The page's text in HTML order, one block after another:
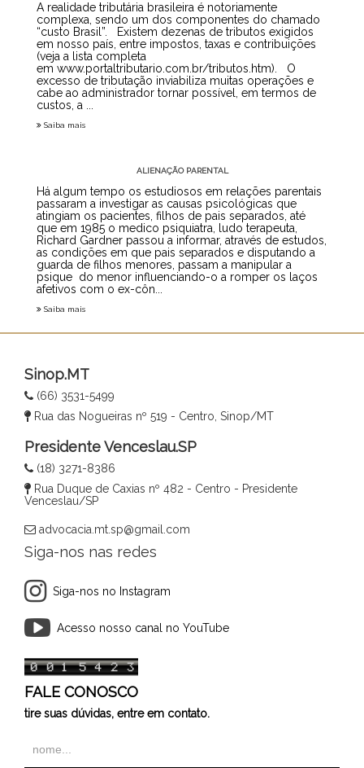
A realidade tributária brasileira é notoriamente
complexa, sendo um dos componentes do chamado
“custo Brasil”. Existem dezenas de tributos exigidos
em nosso país, entre impostos, taxas e contribuições
(veja a lista completa
em www.portaltributario.com.br/tributos.htm). O
excesso de tributação inviabiliza muitas operações e
cabe ao administrador tornar possível, em termos de
custos, a ...
Saiba mais
ALIENAÇÃO PARENTAL
Há algum tempo os estudiosos em relações parentais
passaram a investigar as causas psicológicas que
atingiam os pacientes, filhos de pais separados, até
que em 1985 o medico psiquiatra, ludo terapeuta,
Richard Gardner passou a informar, através de estudos,
as condições em que pais separados e disputando a
guarda de filhos menores, passam a manipular a
psique do menor influenciando-o a romper os laços
afetivos com o ex-côn...
Saiba mais
Sinop.MT
(66) 3531-5499
Rua das Nogueiras nº 519 - Centro, Sinop/MT
Presidente Venceslau.SP
(18) 3271-8386
Rua Duque de Caxias nº 482 - Centro - Presidente
Venceslau/SP
advocacia.mt.sp@gmail.com
Siga-nos nas redes
Siga-nos no Instagram
Acesso nosso canal no YouTube
FALE CONOSCO
tire suas dúvidas, entre em contato.